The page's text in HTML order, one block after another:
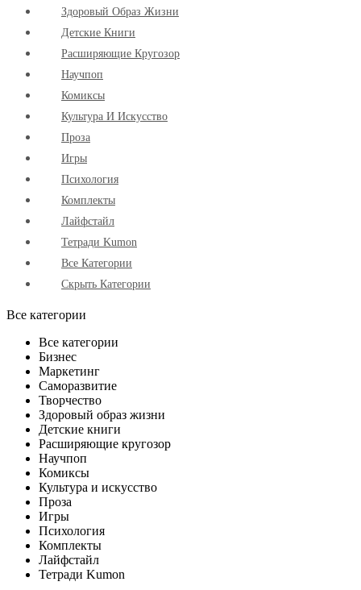
Здоровый Образ Жизни
Детские Книги
Расширяющие Кругозор
Научпоп
Комиксы
Культура И Искусство
Проза
Игры
Психология
Комплекты
Лайфстайл
Тетради Kumon
Все Категории
Скрыть Категории
Все категории
Все категории
Бизнес
Маркетинг
Саморазвитие
Творчество
Здоровый образ жизни
Детские книги
Расширяющие кругозор
Научпоп
Комиксы
Культура и искусство
Проза
Игры
Психология
Комплекты
Лайфстайл
Тетради Kumon